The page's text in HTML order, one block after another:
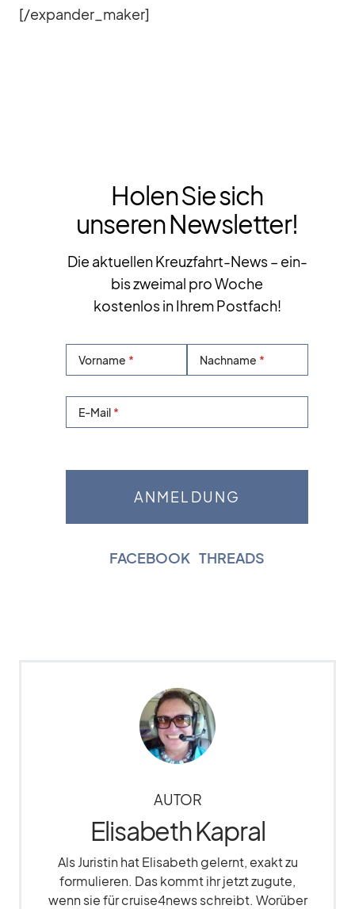
[/​expander_​maker]
Holen Sie sich
unseren Newsletter!
Die aktuellen Kreuzfahrt-News – ein-
bis zweimal pro Woche
kostenlos in Ihrem Postfach!
Vorname Nachname
E-Mail
FACEBOOK THREADS
AUTOR
Elisabeth Kapral
Als Juristin hat Elisabeth gelernt, exakt zu
formulieren. Das kommt ihr jetzt zugute,
wenn sie für cruise4news schreibt. Worüber